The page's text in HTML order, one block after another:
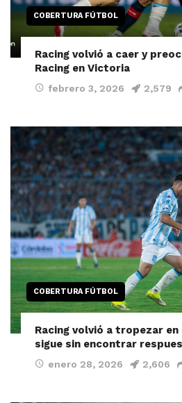
COBERTURA FÚTBOL
Racing volvió a caer y
Racing en Victoria
febrero 3, 2026 2,579
COBERTURA FÚTBOL
Racing volvió a tropezar
sigue sin encontrar
enero 28, 2026 2,606